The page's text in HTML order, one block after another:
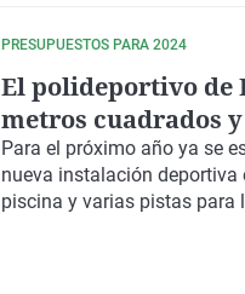
PRESUPUESTOS PARA 2024
El polideportivo de
metros cuadrados
tendrá otro nombre
Para el próximo año ya se
nueva instalación deportiva
piscina y varias pistas para